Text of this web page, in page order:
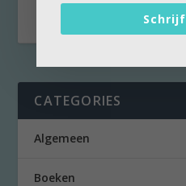
CATEGORIES
Algemeen
Boeken